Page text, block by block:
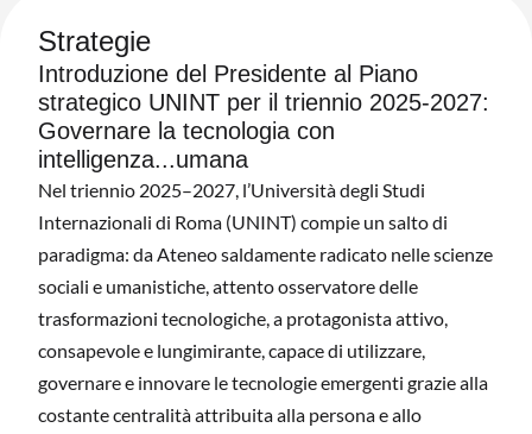
Strategie
Introduzione del Presidente al Piano
strategico UNINT per il triennio 2025-2027:
Governare la tecnologia con
intelligenza...umana
Nel triennio 2025–2027, l’Università degli Studi
Internazionali di Roma (UNINT) compie un salto di
paradigma: da Ateneo saldamente radicato nelle scienze
sociali e umanistiche, attento osservatore delle
trasformazioni tecnologiche, a protagonista attivo,
consapevole e lungimirante, capace di utilizzare,
governare e innovare le tecnologie emergenti grazie alla
costante centralità attribuita alla persona e allo